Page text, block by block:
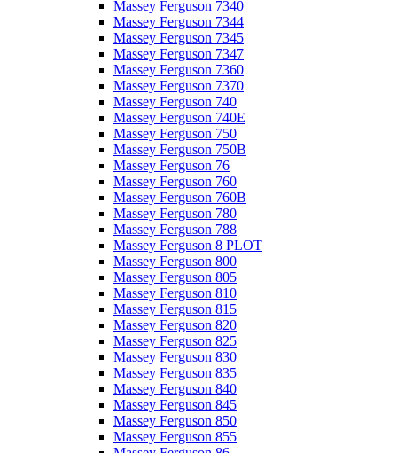
Massey Ferguson 7340
Massey Ferguson 7344
Massey Ferguson 7345
Massey Ferguson 7347
Massey Ferguson 7360
Massey Ferguson 7370
Massey Ferguson 740
Massey Ferguson 740E
Massey Ferguson 750
Massey Ferguson 750B
Massey Ferguson 76
Massey Ferguson 760
Massey Ferguson 760B
Massey Ferguson 780
Massey Ferguson 788
Massey Ferguson 8 PLOT
Massey Ferguson 800
Massey Ferguson 805
Massey Ferguson 810
Massey Ferguson 815
Massey Ferguson 820
Massey Ferguson 825
Massey Ferguson 830
Massey Ferguson 835
Massey Ferguson 840
Massey Ferguson 845
Massey Ferguson 850
Massey Ferguson 855